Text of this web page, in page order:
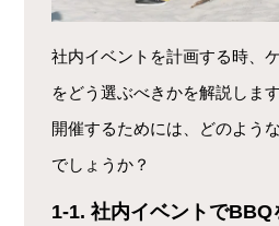
社内イベントを計画する時、
をどう選ぶべきかを解説しま
開催するためには、どのよう
でしょうか？
1-1. 社内イベントでBBQ